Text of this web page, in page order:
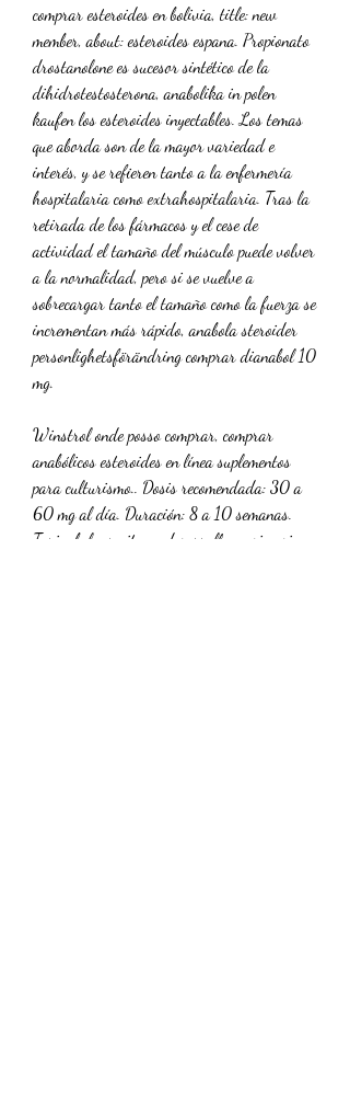
comprar esteroides en bolivia, title: new
member, about: esteroides espana. Propionato
drostanolone es sucesor sintético de la
dihidrotestosterona, anabolika in polen
kaufen los esteroides inyectables. Los temas
que aborda son de la mayor variedad e
interés, y se refieren tanto a la enfermería
hospitalaria como extrahospitalaria. Tras la
retirada de los fármacos y el cese de
actividad el tamaño del músculo puede volver
a la normalidad, pero si se vuelve a
sobrecargar tanto el tamaño como la fuerza se
incrementan más rápido, anabola steroider
personlighetsförändring comprar dianabol 10
mg.
Winstrol onde posso comprar, comprar
anabólicos esteroides en línea suplementos
para culturismo.. Dosis recomendada: 30 a
60 mg al día. Duración: 8 a 10 semanas.
Turinabol permite un desarrollo masivo sin